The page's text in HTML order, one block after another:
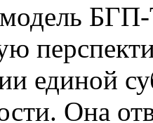
БГП-
единой
Она